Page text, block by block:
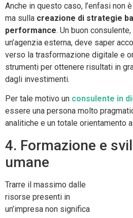
Anche in questo caso, l’enfasi non
ma sulla creazione di strategie
performance. Un buon
un’agenzia esterna, deve saper
verso la trasformazione digitale e
strumenti per ottenere risultati in
dagli investimenti.
Per tale motivo un consulente in
essere una persona molto
analitiche e un totale orientamento
4. Formazione e
umane
Trarre il massimo dalle
risorse presenti in
un’impresa non significa